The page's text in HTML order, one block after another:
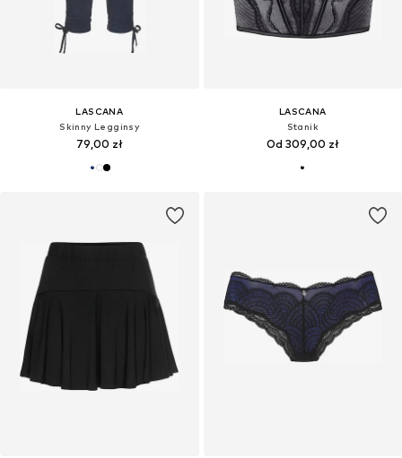
LASCANA
Skinny Legginsy
79,00 zł
LASCANA
Stanik
Od 309,00 zł